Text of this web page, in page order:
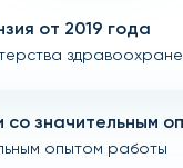
от 2019 года
со значительным
опытом работы